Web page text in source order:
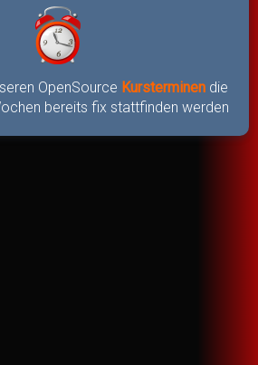
OpenSource Kursterminen die
bereits fix stattfinden werden